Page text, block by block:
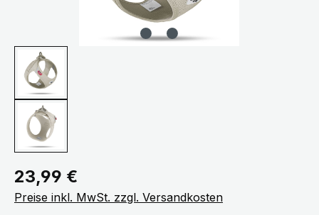
Regulärer Preis:
23,99 €
Preise inkl. MwSt. zzgl. Versandkosten